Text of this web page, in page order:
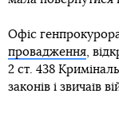
Офіс
провадження ,
2 ст. 438
законів і звичаїв